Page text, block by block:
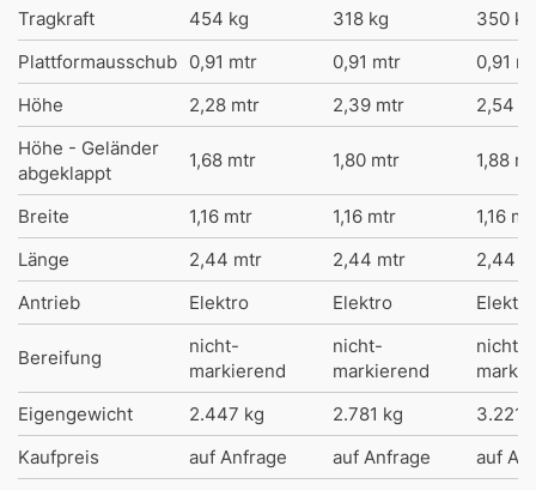
Tragkraft
454 kg 318 kg
350 kg
Plattformausschub 0,91 mtr 0,91 mtr
0,91
Höhe
2,28 mtr 2,39 mtr
2,54
Höhe - Geländer
abgeklappt
1,68 mtr 1,80 mtr 1,88
Breite 1,16 mtr 1,16 mtr
1,16
Länge
2,44 mtr 2,44 mtr
2,44
Antrieb
Elektro Elektro Elektro
Bereifung
nicht-
markierend
nicht-
markierend
nicht-
Eigengewicht
2.447 kg 2.781 kg
3.221
Kaufpreis
auf Anfrage auf Anfrage auf